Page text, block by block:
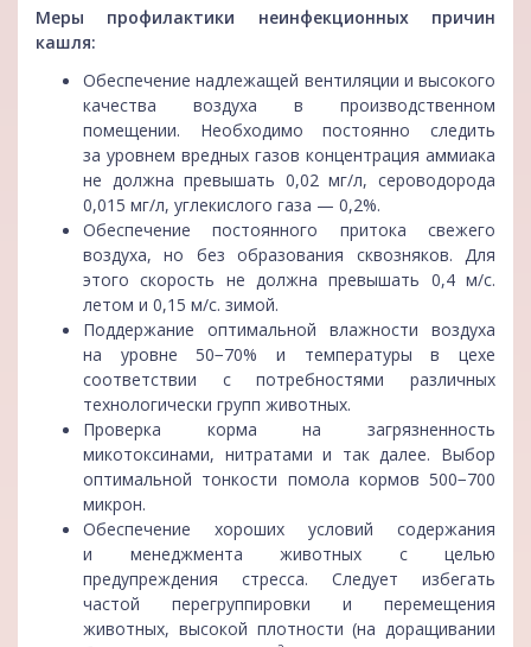
Меры профилактики неинфекционных причин
кашля:
Обеспечение надлежащей вентиляции и высокого
качества воздуха в производственном
помещении. Необходимо постоянно следить
за уровнем вредных газов концентрация аммиака
не должна превышать 0,02 мг/л, сероводорода
0,015 мг/л, углекислого газа — 0,2%.
Обеспечение постоянного притока свежего
воздуха, но без образования сквозняков. Для
этого скорость не должна превышать 0,4 м/с.
летом и 0,15 м/с. зимой.
Поддержание оптимальной влажности воздуха
на уровне 50−70% и температуры в цехе
соответствии с потребностями различных
технологически групп животных.
Проверка корма на загрязненность
микотоксинами, нитратами и так далее. Выбор
оптимальной тонкости помола кормов 500−700
микрон.
Обеспечение хороших условий содержания
и менеджмента животных с целью
предупреждения стресса. Следует избегать
частой перегруппировки и перемещения
животных, высокой плотности (на доращивании